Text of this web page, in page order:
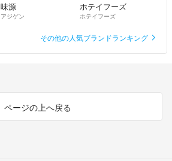
味源
アジゲン
ホテイフーズ
ホテイフーズ
その他の人気ブランドランキング
ページの上へ戻る